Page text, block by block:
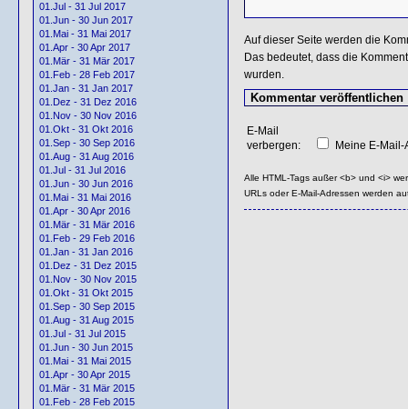
01.Jul - 31 Jul 2017
01.Jun - 30 Jun 2017
01.Mai - 31 Mai 2017
01.Apr - 30 Apr 2017
01.Mär - 31 Mär 2017
01.Feb - 28 Feb 2017
01.Jan - 31 Jan 2017
01.Dez - 31 Dez 2016
01.Nov - 30 Nov 2016
01.Okt - 31 Okt 2016
01.Sep - 30 Sep 2016
01.Aug - 31 Aug 2016
01.Jul - 31 Jul 2016
01.Jun - 30 Jun 2016
01.Mai - 31 Mai 2016
01.Apr - 30 Apr 2016
01.Mär - 31 Mär 2016
01.Feb - 29 Feb 2016
01.Jan - 31 Jan 2016
01.Dez - 31 Dez 2015
01.Nov - 30 Nov 2015
01.Okt - 31 Okt 2015
01.Sep - 30 Sep 2015
01.Aug - 31 Aug 2015
01.Jul - 31 Jul 2015
01.Jun - 30 Jun 2015
01.Mai - 31 Mai 2015
01.Apr - 30 Apr 2015
01.Mär - 31 Mär 2015
01.Feb - 28 Feb 2015
Auf dieser Seite werden die
Das bedeutet, dass die
wurden.
E-Mail
verbergen:
Meine E-
Alle HTML-Tags außer <b> und <i>
URLs oder E-Mail-Adressen werden